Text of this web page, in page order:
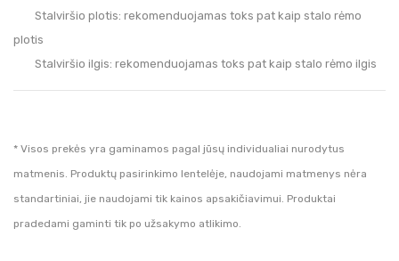
Stalviršio plotis: rekomenduojamas toks pat kaip stalo rėmo
plotis
Stalviršio ilgis: rekomenduojamas toks pat kaip stalo rėmo ilgis
* Visos prekės yra gaminamos pagal jūsų individualiai nurodytus
matmenis. Produktų pasirinkimo lentelėje, naudojami matmenys nėra
standartiniai, jie naudojami tik kainos apsakičiavimui. Produktai
pradedami gaminti tik po užsakymo atlikimo.